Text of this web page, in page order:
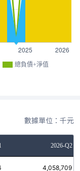
總負債+淨值
數據單位：千元
2026-Q2
4,058,709